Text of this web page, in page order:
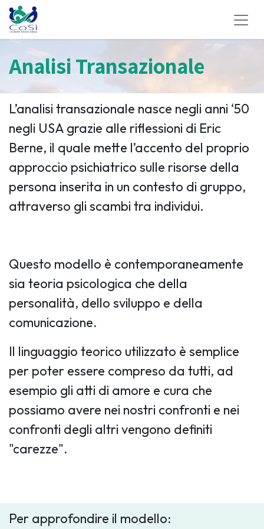
Analisi Transazionale
L’analisi transazionale nasce negli anni ‘50
negli USA grazie alle riflessioni di Eric
Berne, il quale mette l’accento del proprio
approccio psichiatrico sulle risorse della
persona inserita in un contesto di gruppo,
attraverso gli scambi tra individui.
Questo modello è contemporaneamente
sia teoria psicologica che della
personalità, dello sviluppo e della
comunicazione.
Il linguaggio teorico utilizzato è semplice
per poter essere compreso da tutti, ad
esempio gli atti di amore e cura che
possiamo avere nei nostri confronti e nei
confronti degli altri vengono definiti
"carezze".
Per approfondire il modello: